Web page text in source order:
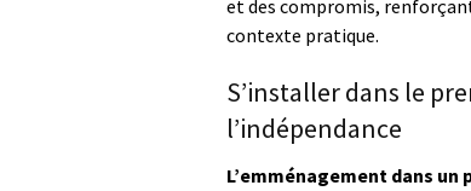
et des compromis,
contexte pratique.
S’installer dans le
l’indépendance
L’emménagement dans